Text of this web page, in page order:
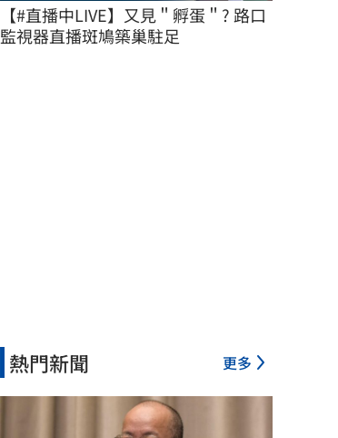
【#直播中LIVE】又見＂孵蛋＂? 路口
監視器直播斑鳩築巢駐足
熱門新聞 更多